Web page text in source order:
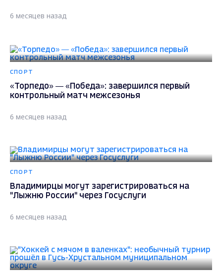
6 месяцев назад
СПОРТ
«Торпедо» — «Победа»: завершился первый
контрольный матч межсезонья
6 месяцев назад
СПОРТ
Владимирцы могут зарегистрироваться на
"Лыжню России" через Госуслуги
6 месяцев назад